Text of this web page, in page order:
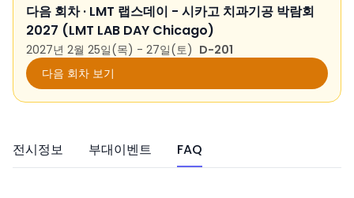
다음 회차 · LMT 랩스데이 - 시카고 치과기공 박람회
2027 (LMT LAB DAY Chicago)
2027년 2월 25일(목) - 27일(토) D-201
다음 회차 보기
전시정보 부대이벤트 FAQ